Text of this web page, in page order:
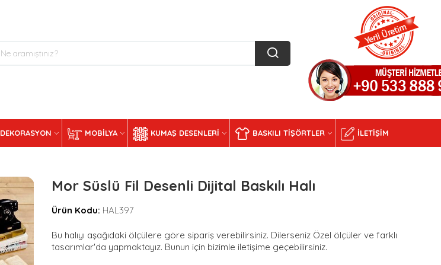
DEKORASYON MOBILYA KUMAŞ DESENLERI BASKILI TIŞÖRTLER İLETIŞIM
Mor Süslü Fil Desenli Dijital Baskılı Halı
Ürün Kodu: HAL397
Bu halıyı aşağıdaki ölçülere göre sipariş verebilirsiniz. Dilerseniz Özel ölçüler ve farklı
tasarımlar'da yapmaktayız. Bunun için bizimle iletişime geçebilirsiniz.